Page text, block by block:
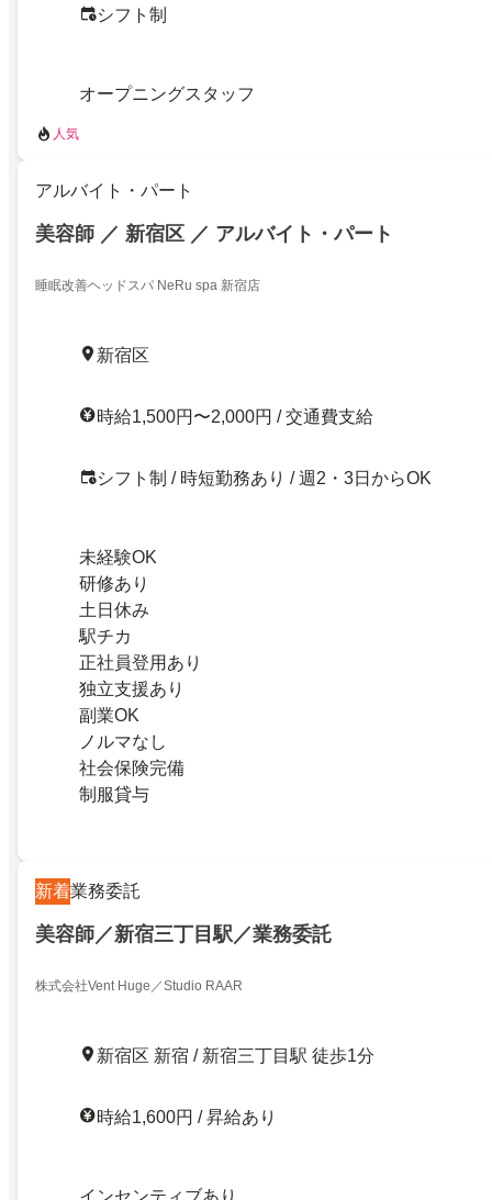
シフト制
オープニングスタッフ
人気
アルバイト・パート
美容師 ／ 新宿区 ／ アルバイト・パート
睡眠改善ヘッドスパ NeRu spa 新宿店
新宿区
時給1,500円〜2,000円 / 交通費支給
シフト制 / 時短勤務あり / 週2・3日からOK
未経験OK
研修あり
土日休み
駅チカ
正社員登用あり
独立支援あり
副業OK
ノルマなし
社会保険完備
制服貸与
新着業務委託
美容師／新宿三丁目駅／業務委託
株式会社Vent Huge／Studio RAAR
新宿区 新宿 / 新宿三丁目駅 徒歩1分
時給1,600円 / 昇給あり
インセンティブあり